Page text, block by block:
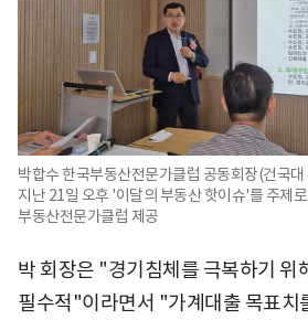
박합수 한국부동산전문가클럽 공동회장(건국
지난 21일 오후 '이달의 부동산 핫이슈'를 주제
부동산전문가클럽 제공
박 회장은 "경기침체를 극복하기 위
필수적"이라면서 "가계대출 목표치